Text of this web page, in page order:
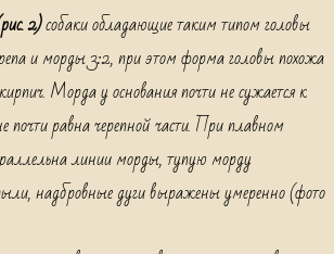
2)собаки обладающие таким типом головы
и морды 3:2, при этом форма головы похожа
Морда у основания почти не сужается к
почти равна черепной части. При плавном
линии морды, тупую морду
надбровные дуги выражены умеренно (фото